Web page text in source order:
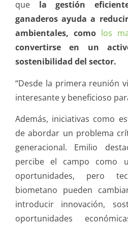
que la gestión
ganaderos ayuda a
ambientales, como los
convertirse en un
sostenibilidad del sector.
“Desde la primera reunión
interesante y beneficioso
Además, iniciativas como
de abordar un problema
generacional. Emilio
percibe el campo como
oportunidades, pero
biometano pueden
introducir innovación,
oportunidades